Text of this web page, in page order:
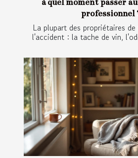
à quel moment passer
professionnel
La plupart des propriétaires
l'accident : la tache de vin,